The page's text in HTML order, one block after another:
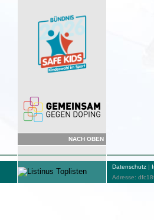
NACH OBEN
Datenschutz |
Adresse: